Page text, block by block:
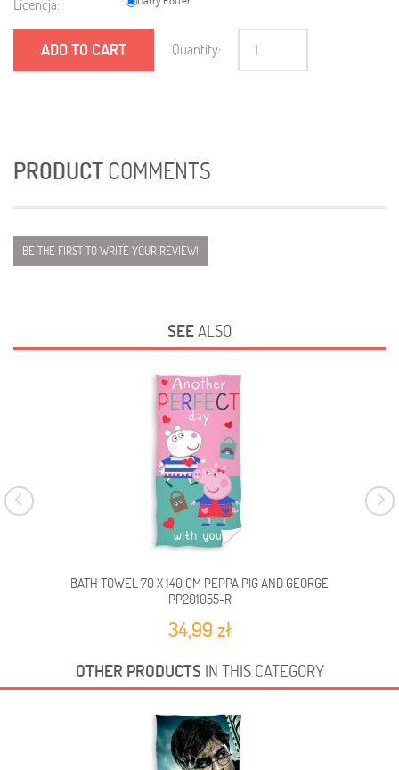
Licencja:
ADD TO CART Quantity:
PRODUCTCOMMENTS
BE THE FIRST TO WRITE YOUR REVIEW!
SEEALSO
BATH TOWEL 70 X 140 CM PEPPA PIG AND GEORGE
PP201055-R
34,99 zł
OTHER PRODUCTS IN THIS CATEGORY